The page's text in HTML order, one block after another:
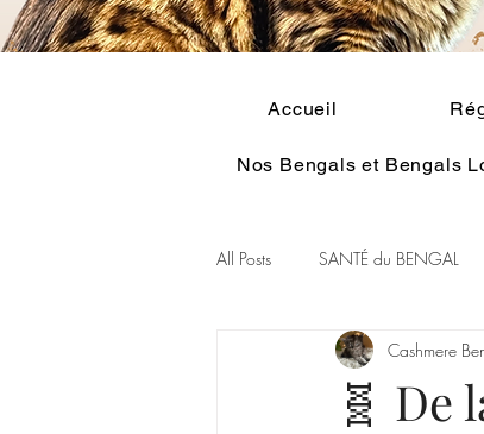
Accueil
Nos Bengals et Bengals
All Posts SANTÉ du BENGAL
Alimentation du BENGAL
🧬 De
Cashmere